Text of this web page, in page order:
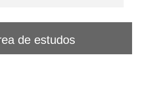
de estudos